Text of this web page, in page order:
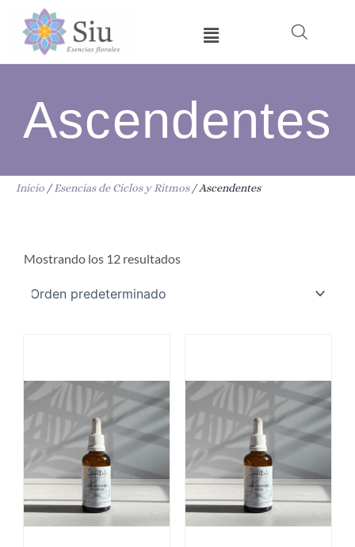
contenido
Menú
Ascendentes
Inicio /Esencias de Ciclos y Ritmos/ Ascendentes
Mostrando los 12 resultados